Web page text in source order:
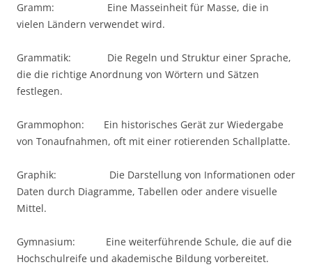
Gramm: Eine Masseinheit für Masse, die in
vielen Ländern verwendet wird.
Grammatik: Die Regeln und Struktur einer Sprache,
die die richtige Anordnung von Wörtern und Sätzen
festlegen.
Grammophon: Ein historisches Gerät zur Wiedergabe
von Tonaufnahmen, oft mit einer rotierenden Schallplatte.
Graphik: Die Darstellung von Informationen oder
Daten durch Diagramme, Tabellen oder andere visuelle
Mittel.
Gymnasium: Eine weiterführende Schule, die auf die
Hochschulreife und akademische Bildung vorbereitet.